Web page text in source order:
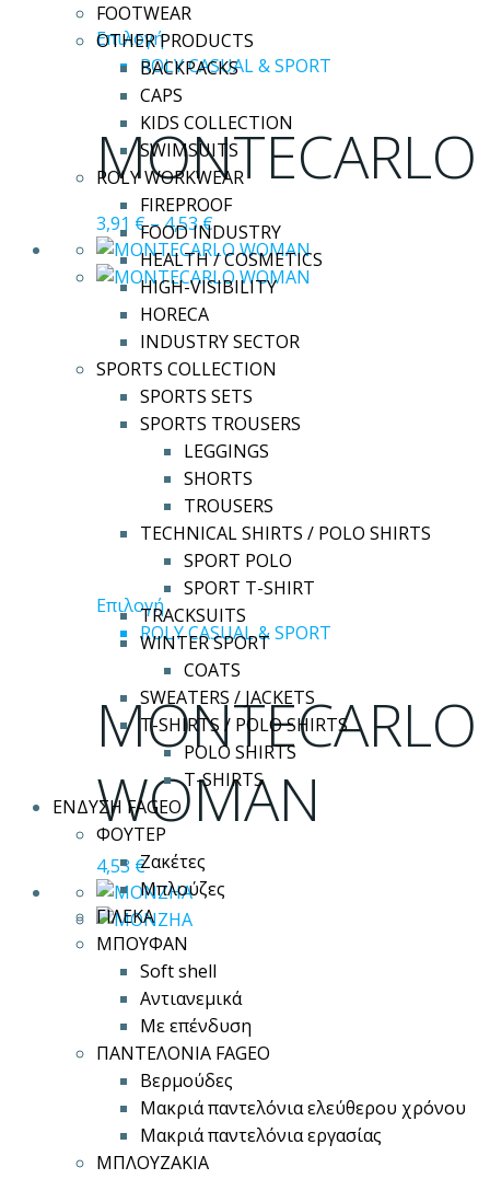
FOOTWEAR
OTHER PRODUCTS
BACKPACKS
CAPS
KIDS COLLECTION
SWIMSUITS
ROLY WORKWEAR
FIREPROOF
FOOD INDUSTRY
HEALTH / COSMETICS
HIGH-VISIBILITY
HORECA
INDUSTRY SECTOR
SPORTS COLLECTION
SPORTS SETS
SPORTS TROUSERS
LEGGINGS
SHORTS
TROUSERS
TECHNICAL SHIRTS / POLO SHIRTS
SPORT POLO
SPORT T-SHIRT
TRACKSUITS
WINTER SPORT
COATS
SWEATERS / JACKETS
T-SHIRTS / POLO SHIRTS
POLO SHIRTS
T-SHIRTS
ΕΝΔΥΣΗ FAGEO
ΦΟΥΤΕΡ
Ζακέτες
Μπλούζες
ΓΙΛΕΚΑ
ΜΠΟΥΦΑΝ
Soft shell
Αντιανεμικά
Με επένδυση
ΠΑΝΤΕΛΟΝΙΑ FAGEO
Βερμούδες
Μακριά παντελόνια ελεύθερου χρόνου
Μακριά παντελόνια εργασίας
ΜΠΛΟΥΖΑΚΙΑ
ΕπιλογήΑυτό
το
προϊόν
έχει
πολλαπλές
παραλλαγές.
Οι
επιλογές
μπορούν
να
επιλεγούν
στη
σελίδα
του
προϊόντος
ROLY CASUAL & SPORT
MONTECARLO
3,91 €–4,53€
ΕπιλογήΑυτό
το
προϊόν
έχει
πολλαπλές
παραλλαγές.
επιλογές
μπορούν
να
επιλεγούν
στη
σελίδα
του
προϊόντος
ROLY CASUAL & SPORT
MONTECARLO
WOMAN
4,53 €